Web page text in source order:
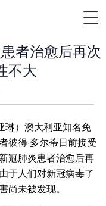
者治愈后再次
不大
）澳大利亚知名免
彼得·多尔蒂日前接受
冠肺炎患者治愈后再
于人们对新冠病毒了
未被发现。